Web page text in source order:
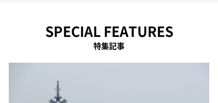
SPECIAL FEATURES
特集記事